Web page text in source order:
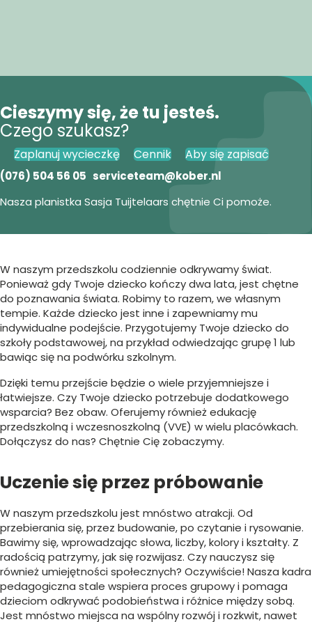
Cieszymy się, że tu jesteś.
Czego szukasz?
Zaplanuj wycieczkę Cennik Aby się zapisać
(076) 504 56 05 serviceteam@kober.nl
Nasza planistka Sasja Tuijtelaars chętnie Ci pomoże.
W naszym przedszkolu codziennie odkrywamy świat.
Ponieważ gdy Twoje dziecko kończy dwa lata, jest chętne
do poznawania świata. Robimy to razem, we własnym
tempie. Każde dziecko jest inne i zapewniamy mu
indywidualne podejście. Przygotujemy Twoje dziecko do
szkoły podstawowej, na przykład odwiedzając grupę 1 lub
bawiąc się na podwórku szkolnym.
Dzięki temu przejście będzie o wiele przyjemniejsze i
łatwiejsze. Czy Twoje dziecko potrzebuje dodatkowego
wsparcia? Bez obaw. Oferujemy również edukację
przedszkolną i wczesnoszkolną (VVE) w wielu placówkach.
Dołączysz do nas? Chętnie Cię zobaczymy.
Uczenie się przez próbowanie
W naszym przedszkolu jest mnóstwo atrakcji. Od
przebierania się, przez budowanie, po czytanie i rysowanie.
Bawimy się, wprowadzając słowa, liczby, kolory i kształty. Z
radością patrzymy, jak się rozwijasz. Czy nauczysz się
również umiejętności społecznych? Oczywiście! Nasza kadra
pedagogiczna stale wspiera proces grupowy i pomaga
dzieciom odkrywać podobieństwa i różnice między sobą.
Jest mnóstwo miejsca na wspólny rozwój i rozkwit, nawet